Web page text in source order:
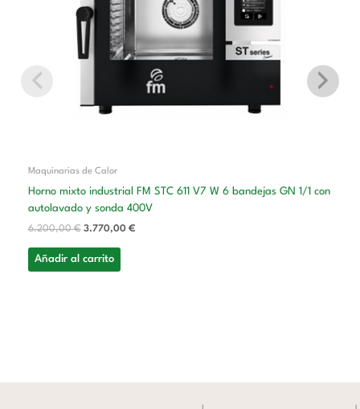
Maquinarias de Calor
Horno mixto industrial FM STC 611 V7 W 6 bandejas GN 1/1 con
autolavado y sonda 400V
6.200,00€ 3.770,00 €
Añadir al carrito